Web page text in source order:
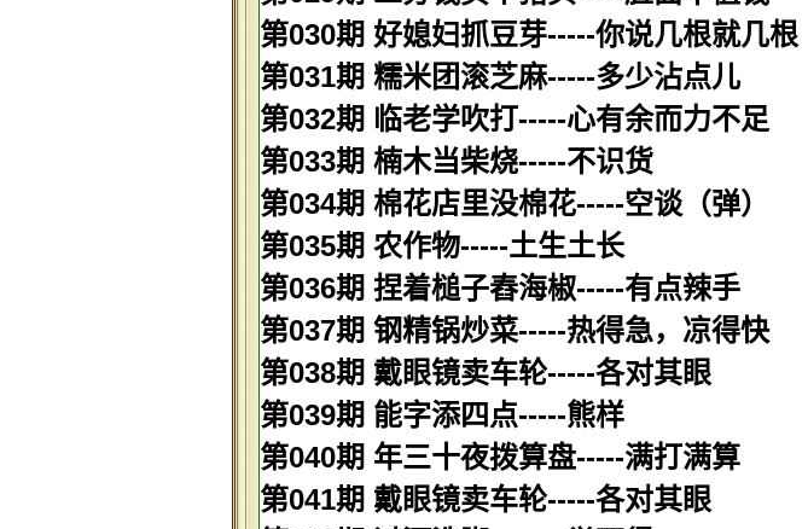
第030期 好媳妇抓豆芽-----你说几根就几根
第031期 糯米团滚芝麻-----多少沾点儿
第032期 临老学吹打-----心有余而力不足
第033期 楠木当柴烧-----不识货
第034期 棉花店里没棉花-----空谈（弹）
第035期 农作物-----土生土长
第036期 捏着槌子舂海椒-----有点辣手
第037期 钢精锅炒菜-----热得急，凉得快
第038期 戴眼镜卖车轮-----各对其眼
第039期 能字添四点-----熊样
第040期 年三十夜拨算盘-----满打满算
第041期 戴眼镜卖车轮-----各对其眼